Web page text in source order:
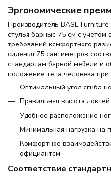
Эргономические
Производитель BASE
стулья барные 75 см с учетом
требований комфортного
сиденья 75 сантиметров
стандартам барной мебели и
положение тела человека при
Оптимальный угол сгиба
Правильная высота
Удобное расположение
Минимальная нагрузка на
Комфортное
официантом
Соответствие